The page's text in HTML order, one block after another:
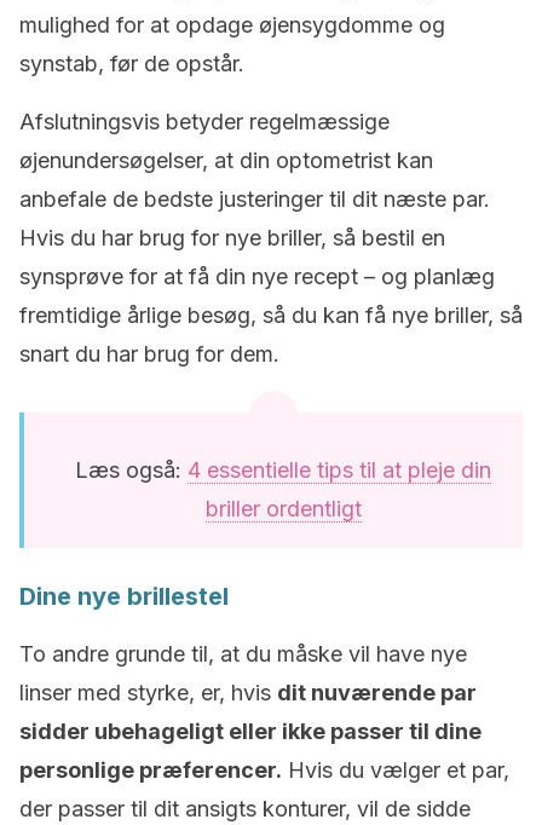
mulighed for at opdage øjensygdomme og
synstab, før de opstår.
Afslutningsvis betyder regelmæssige
øjenundersøgelser, at din optometrist kan
anbefale de bedste justeringer til dit næste par.
Hvis du har brug for nye briller, så bestil en
synsprøve for at få din nye recept – og planlæg
fremtidige årlige besøg, så du kan få nye briller, så
snart du har brug for dem.
Læs også: 4 essentielle tips til at pleje din
briller ordentligt
Dine nye brillestel
To andre grunde til, at du måske vil have nye
linser med styrke, er, hvis dit nuværende par
sidder ubehageligt eller ikke passer til dine
personlige præferencer. Hvis du vælger et par,
der passer til dit ansigts konturer, vil de sidde